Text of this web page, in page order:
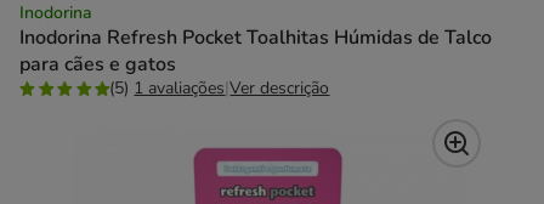
Inodorina
Inodorina Refresh Pocket Toalhitas Húmidas de Talco
para cães e gatos
(5) 1 avaliações|Ver descrição